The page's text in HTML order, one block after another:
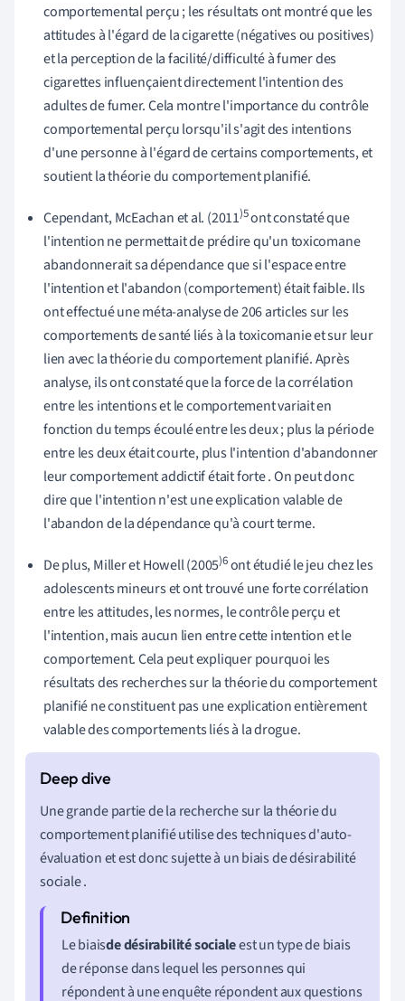
comportemental perçu ; les résultats ont montré que les
attitudes à l'égard de la cigarette (négatives ou positives)
et la perception de la facilité/difficulté à fumer des
cigarettes influençaient directement l'intention des
adultes de fumer.Cela montre l'importance du contrôle
comportemental perçu lorsqu'il s'agit des intentions
d'une personne à l'égard de certains comportements, et
soutient la théorie du comportement planifié.
Cependant, McEachan et al. (2011)5ont constaté que
l'intention ne permettait de prédire qu'un toxicomane
abandonnerait sa dépendance que si l'espace entre
l'intention et l'abandon (comportement) était faible. Ils
ont effectué une méta-analyse de 206 articles sur les
comportements de santé liés à la toxicomanie et sur leur
lien avec la théorie du comportement planifié. Après
analyse, ils ont constaté que laforce de la corrélation
entre les intentions et le comportement variait en
fonction du temps écoulé entre les deux ; plus la période
entre les deux était courte, plus l'intention d'abandonner
leur comportement addictif était forte. On peut donc
dire que l'intention n'est une explication valable de
l'abandon de la dépendance qu'à court terme.
De plus, Miller et Howell (2005)6ont étudié le jeu chez les
adolescents mineurs et ont trouvé une forte corrélation
entre les attitudes, les normes, le contrôle perçu et
l'intention, mais aucun lien entre cette intention et le
comportement. Cela peut expliquer pourquoi les
résultats des recherches sur la théorie du comportement
planifié ne constituent pas une explication entièrement
valable des comportements liés à la drogue.
Une grande partie de la recherche sur la théorie du
comportement planifiéutilise des techniques d'auto-
évaluation et est donc sujette à un biais de désirabilité
sociale.
Le biaisde désirabilité socialeest un type de biais
de réponse dans lequel les personnes qui
répondent à une enquête répondent aux questions